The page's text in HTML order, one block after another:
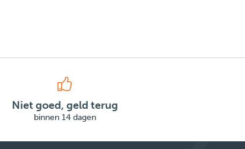
Niet goed, geld terug
binnen 14 dagen